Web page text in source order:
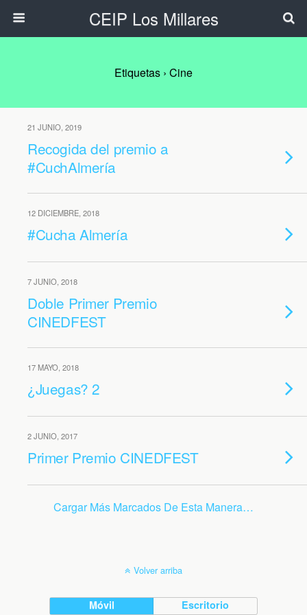
CEIP Los Millares
Etiquetas › Cine
21 JUNIO, 2019
Recogida del premio a
#CuchAlmería
12 DICIEMBRE, 2018
#Cucha Almería
7 JUNIO, 2018
Doble Primer Premio
CINEDFEST
17 MAYO, 2018
¿Juegas? 2
2 JUNIO, 2017
Primer Premio CINEDFEST
Cargar Más Marcados De Esta Manera…
Volver arriba
Móvil Escritorio